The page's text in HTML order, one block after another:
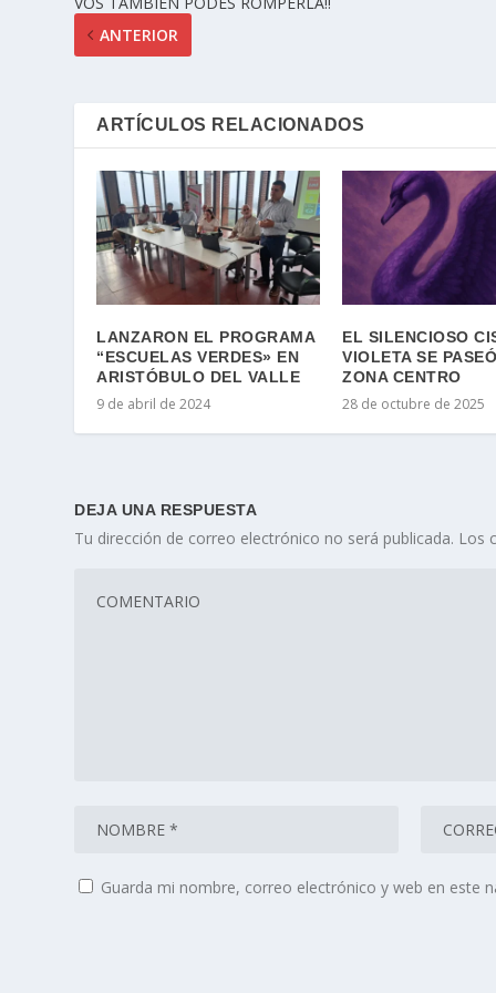
ANTERIOR
ARTÍCULOS RELACIONADOS
LANZARON EL PROGRAMA
“ESCUELAS VERDES» EN
ARISTÓBULO DEL VALLE
9 de abril de 2024
EL SILENCIOSO
VIOLETA SE
ZONA CENTRO
28 de octubre de 2025
DEJA UNA RESPUESTA
Tu dirección de correo electrónico no será publicada. Los
Guarda mi nombre, correo electrónico y web en este